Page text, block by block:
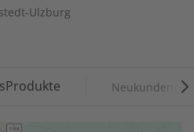
Ulzburg
Produkte